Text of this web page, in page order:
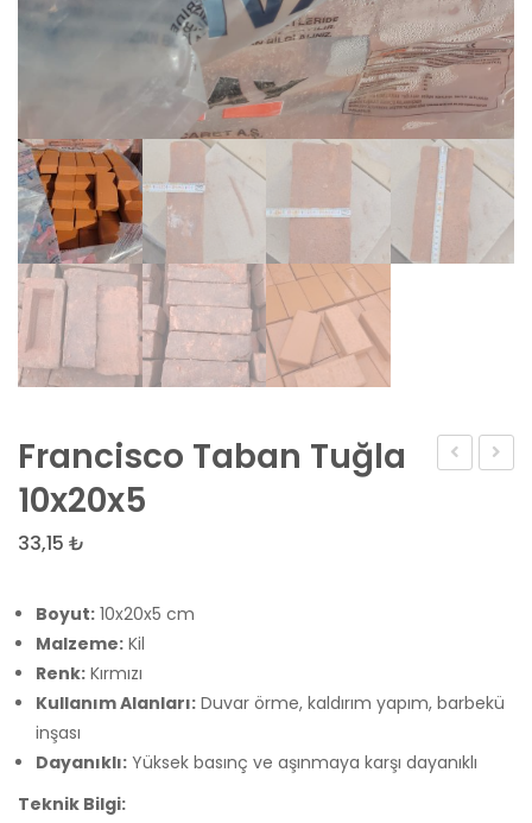
Francisco Taban Tuğla
10x20x5
33,15 ₺
Boyut: 10x20x5 cm
Malzeme: Kil
Renk: Kırmızı
Kullanım Alanları: Duvar örme, kaldırım yapım, barbekü
inşası
Dayanıklı: Yüksek basınç ve aşınmaya karşı dayanıklı
Teknik Bilgi: